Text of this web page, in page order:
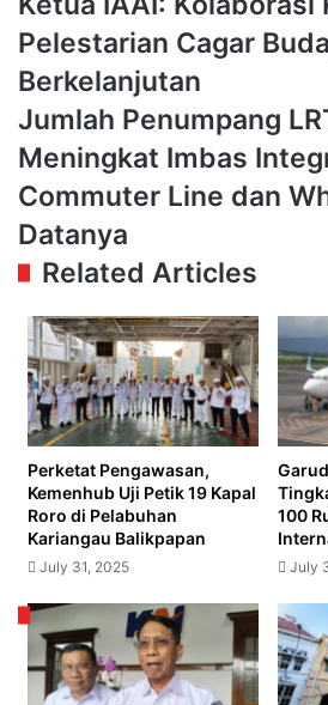
IAAI:
Kolaborasi
Kunci
Sukses
Pelestarian
Cagar
Budaya
Berkelanjutan
Pelestarian Cagar
Berkelanjutan
Jumlah
Penumpang
LRT
Jabodebek
Meningkat
Imbas
Integrasi
Commuter
Line
dan
Whoosh,
Ini
Datanya
Jumlah Penumpang
Meningkat Imbas
Commuter Line dan
Datanya
Related Articles
Perketat Pengawasan,
Kemenhub Uji Petik 19 Kapal
Roro di Pelabuhan
Kariangau Balikpapan
July 31, 2025
100
July